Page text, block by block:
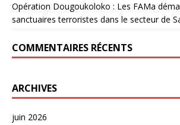
Opération Dougoukoloko : Les FAMa
sanctuaires terroristes dans le secteur de
COMMENTAIRES RÉCENTS
ARCHIVES
juin 2026